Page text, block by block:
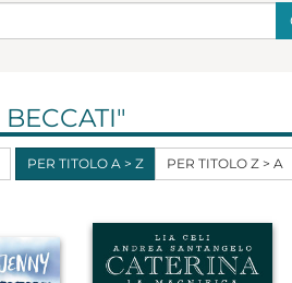
PER TITOLO A > Z PER TITOLO Z > A